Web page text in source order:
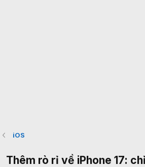
iOS
Thêm rò rỉ về iPhone 17: